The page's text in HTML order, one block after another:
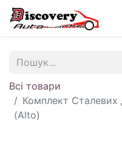
Всі товари
Комплект Сталевих
(Alto)